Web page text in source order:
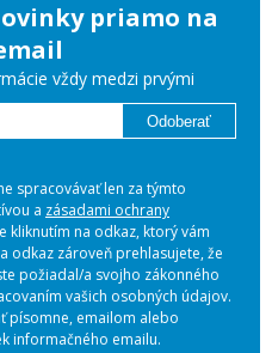
priamo na
vždy medzi prvými
Odoberať
spracovávať len za týmto
a zásadami ochrany
kliknutím na odkaz, ktorý vám
odkaz zároveň prehlasujete, že
požiadal/a svojho zákonného
vašich osobných údajov.
písomne, emailom alebo
informačného emailu.